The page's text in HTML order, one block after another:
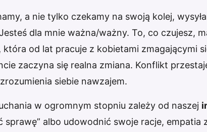
a nie tylko czekamy na swoją kolej,
dla mnie ważna/ważny. To, co czujesz,
od lat pracuje z kobietami zmagającymi
zaczyna się realna zmiana. Konflikt
siebie nawzajem.
w ogromnym stopniu zależy od naszej
sprawę” albo udowodnić swoje racje, empatia